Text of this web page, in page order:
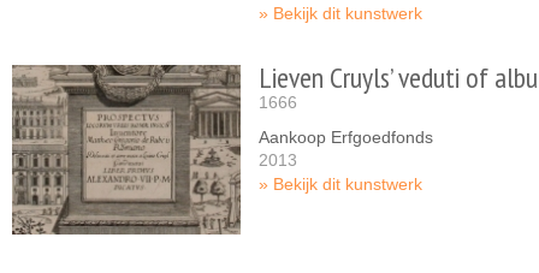
Bekijk dit kunstwerk
Lieven Cruyls’ veduti of
1666
Aankoop Erfgoedfonds
2013
Bekijk dit kunstwerk